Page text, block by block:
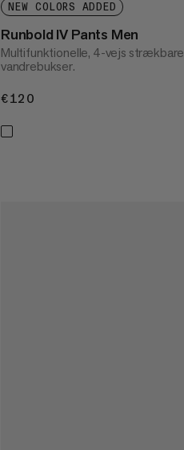
NEW COLORS ADDED
Runbold IV Pants Men
Multifunktionelle, 4-vejs strækbare
vandrebukser.
€120